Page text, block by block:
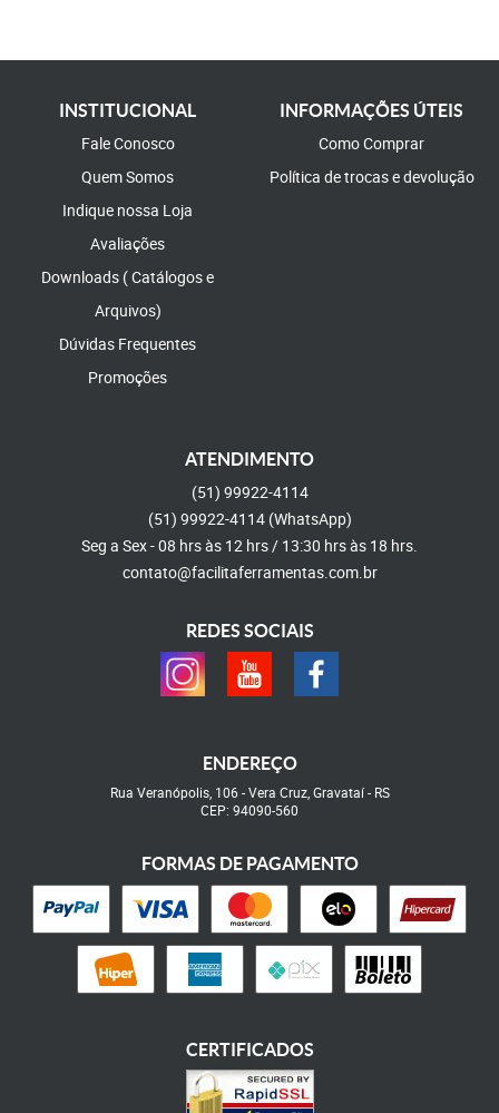
INSTITUCIONAL
Fale Conosco
Quem Somos
Indique nossa Loja
Avaliações
Downloads ( Catálogos e
Arquivos)
Dúvidas Frequentes
Promoções
INFORMAÇÕES ÚTEIS
Como Comprar
Política de trocas e devolução
ATENDIMENTO
(51) 99922-4114
(51) 99922-4114 (WhatsApp)
Seg a Sex - 08 hrs às 12 hrs / 13:30 hrs às 18 hrs.
contato@facilitaferramentas.com.br
REDES SOCIAIS
ENDEREÇO
Rua Veranópolis, 106 -Vera Cruz, Gravataí- RS
CEP: 94090-560
FORMAS DE PAGAMENTO
CERTIFICADOS